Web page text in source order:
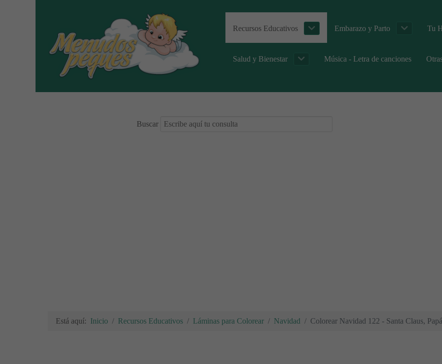
Recursos Educativos Embarazo y Parto Tu
Salud y Bienestar Música - Letra de canciones
Buscar
Está aquí: Inicio Recursos Educativos Láminas para Colorear Navidad Colorear Navidad 122 - Santa Claus,